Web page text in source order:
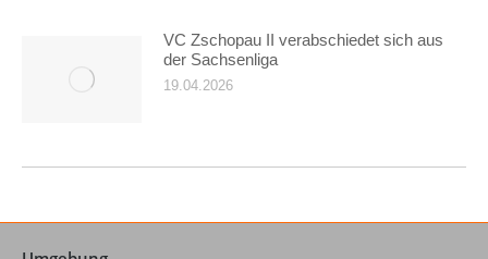
VC Zschopau II verabschiedet sich aus
der Sachsenliga
19.04.2026